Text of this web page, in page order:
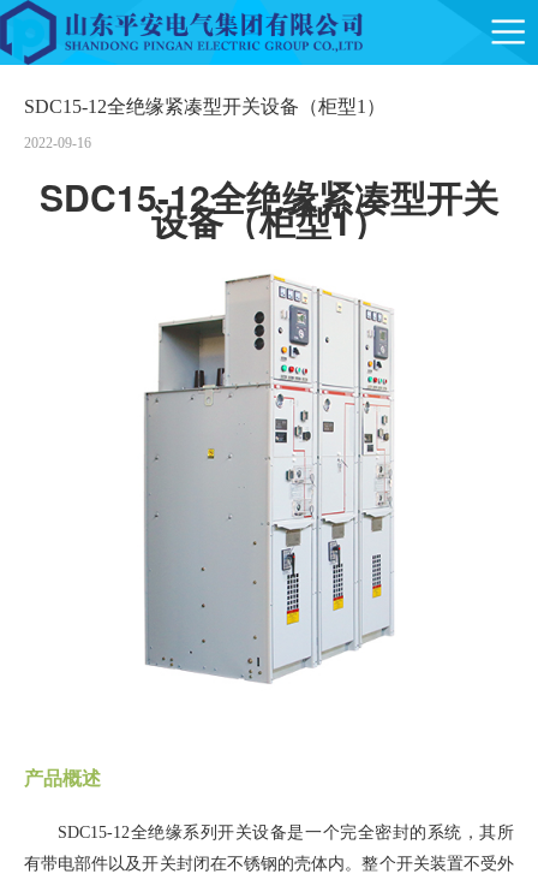
SDC15-12全绝缘紧凑型开关设备（柜型1）
2022-09-16
SDC15-12全绝缘紧凑型开关
设备（柜型1）
产品概述
SDC15-12全绝缘系列开关设备是一个完全密封的系统，其所
有带电部件以及开关封闭在不锈钢的壳体内。整个开关装置不受外